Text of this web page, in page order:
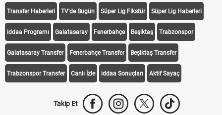
Transfer Haberleri TV'de Bugün Süper Lig Fikstür Süper Lig Haberleri
iddaa Programı Galatasaray Fenerbahçe Beşiktaş Trabzonspor
Galatasaray Transfer Fenerbahçe Transfer Beşiktaş Transfer
Trabzonspor Transfer Canlı İzle iddaa Sonuçları Aktif Sayaç
Takip Et